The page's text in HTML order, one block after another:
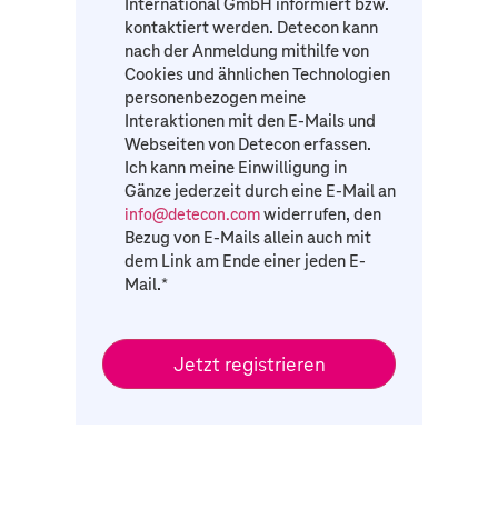
International GmbH informiert bzw.
kontaktiert werden. Detecon kann
nach der Anmeldung mithilfe von
Cookies und ähnlichen Technologien
personenbezogen meine
Interaktionen mit den E-Mails und
Webseiten von Detecon erfassen.
Ich kann meine Einwilligung in
Gänze jederzeit durch eine E-Mail an
info@detecon.comwiderrufen, den
Bezug von E-Mails allein auch mit
dem Link am Ende einer jeden E-
Mail.*